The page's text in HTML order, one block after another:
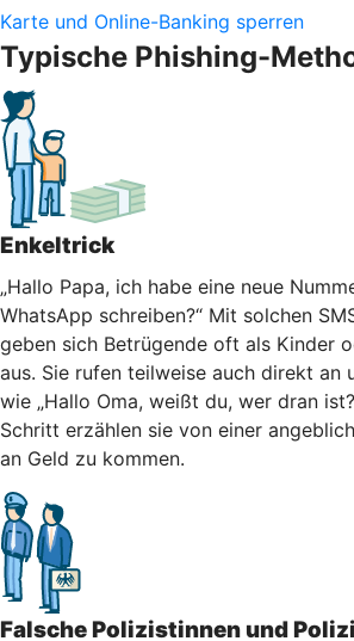
Karte und Online-Banking sperren
Typische Phishing-
Enkeltrick
„Hallo Papa, ich habe eine neue
WhatsApp schreiben?“ Mit solchen
geben sich Betrügende oft als Kinder
aus. Sie rufen teilweise auch direkt an
wie „Hallo Oma, weißt du, wer dran
Schritt erzählen sie von einer
an Geld zu kommen.
Falsche Polizistinnen und